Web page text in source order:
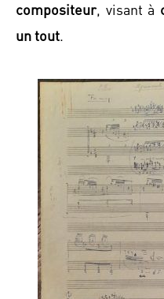
compositeur, visant à
un tout.